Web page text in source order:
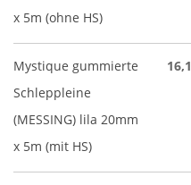
x 5m (ohne HS)
Mystique gummierte
Schleppleine
(MESSING) lila 20mm
x 5m (mit HS)